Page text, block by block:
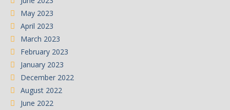
May 2023
April 2023
March 2023
February 2023
January 2023
December 2022
August 2022
June 2022